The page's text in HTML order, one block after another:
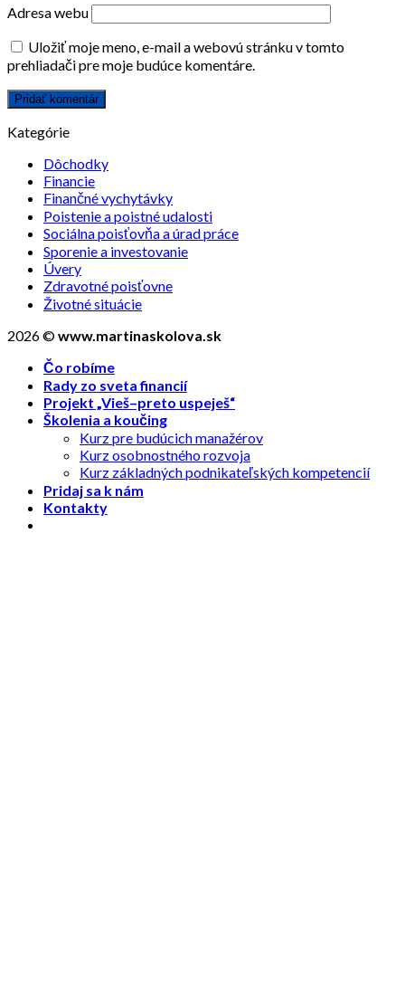
Adresa webu
Uložiť moje meno, e-mail a webovú stránku v tomto
prehliadači pre moje budúce komentáre.
Kategórie
Dôchodky
Financie
Finančné vychytávky
Poistenie a poistné udalosti
Sociálna poisťovňa a úrad práce
Sporenie a investovanie
Úvery
Zdravotné poisťovne
Životné situácie
2026 ©www.martinaskolova.sk
Čo robíme
Rady zo sveta financií
Projekt „Vieš–preto uspeješ“
Školenia a koučing
Kurz pre budúcich manažérov
Kurz osobnostného rozvoja
Kurz základných podnikateľských kompetencií
Pridaj sa k nám
Kontakty